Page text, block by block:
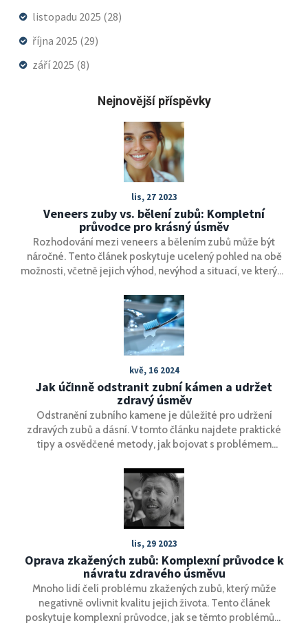
listopadu 2025 (28)
října 2025 (29)
září 2025 (8)
Nejnovější příspěvky
lis, 27 2023
Veneers zuby vs. bělení zubů: Kompletní
průvodce pro krásný úsměv
Rozhodování mezi veneers a bělením zubů může být
náročné. Tento článek poskytuje ucelený pohled na obě
možnosti, včetně jejich výhod, nevýhod a situací, ve kterých
a pocitu přirozených zubů, zatímco bělení zubů je
neinvazivní způsob, jak dosáhnout bělejšího úsměvu.
Přečtěte si, která možnost je nejlepší pro vaše potřeby a
jak můžete dosáhnout zářivě bílého úsměvu.
kvě, 16 2024
Jak účinně odstranit zubní kámen a udržet
zdravý úsměv
Odstranění zubního kamene je důležité pro udržení
zdravých zubů a dásní. V tomto článku najdete praktické
tipy a osvědčené metody, jak bojovat s problémem
znovu nevytvářel. Přečtěte si, co můžete dělat doma a kdy
je třeba navštívit zubaře.
lis, 29 2023
Oprava zkažených zubů: Komplexní průvodce k
návratu zdravého úsměvu
Mnoho lidí čelí problému zkažených zubů, který může
negativně ovlivnit kvalitu jejich života. Tento článek
poskytuje komplexní průvodce, jak se těmto problémům